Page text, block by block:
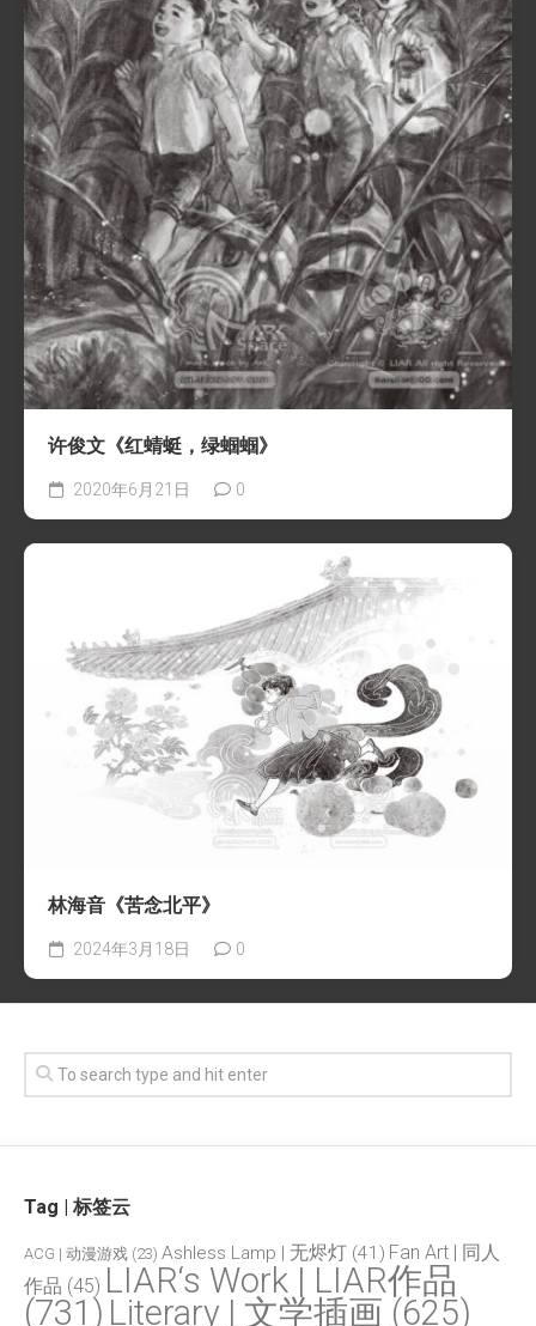
许俊文《红蜻蜓，绿蝈蝈》
2020年6月21日 0
林海音《苦念北平》
2024年3月18日 0
Tag | 标签云
ACG | 动漫游戏 (23) Ashless Lamp | 无烬灯 (41) Fan Art | 同人
作品 (45) LIAR‘s Work | LIAR作品
(731) Literary | 文学插画 (625)